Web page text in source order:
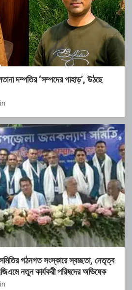
দম্পতির ‘সম্পদের পাহাড়’, উঠছে
গঠনগত সংস্কারে স্বচ্ছতা, নেতৃত্ব
নতুন কার্যকরী পরিষদের অভিষেক